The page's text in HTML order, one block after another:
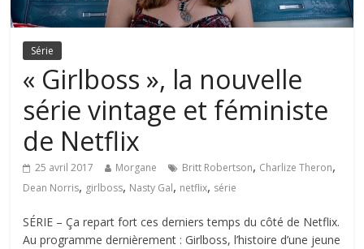
Série
« Girlboss », la nouvelle
série vintage et féministe
de Netflix
25 avril 2017 Morgane Britt Robertson, Charlize Theron,
Dean Norris, girlboss, Nasty Gal, netflix, série
SÉRIE – Ça repart fort ces derniers temps du côté de Netflix.
Au programme dernièrement : Girlboss, l’histoire d’une jeune